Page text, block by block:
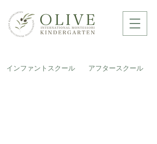
インファントスクール アフタースクール